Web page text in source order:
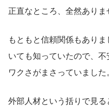
正直なところ、全然ありま
もともと信頼関係もあり
いても知っていたので、
ワクさがまさっていました。
外部人材という括りで見